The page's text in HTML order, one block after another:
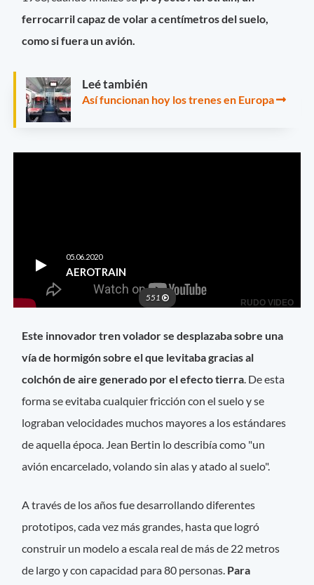
ferrocarril capaz de volar a centímetros del suelo,
como si fuera un avión.
Leé también
Así funcionan hoy los trenes en Europa
Este innovador tren volador se desplazaba sobre una
vía de hormigón sobre el que levitaba gracias al
colchón de aire generado por el efecto tierra . De esta
forma se evitaba cualquier fricción con el suelo y se
lograban velocidades muchos mayores a los estándares
de aquella época. Jean Bertin lo describía como "un
avión encarcelado, volando sin alas y atado al suelo".
A través de los años fue desarrollando diferentes
prototipos, cada vez más grandes, hasta que logró
construir un modelo a escala real de más de 22 metros
de largo y con capacidad para 80 personas. Para